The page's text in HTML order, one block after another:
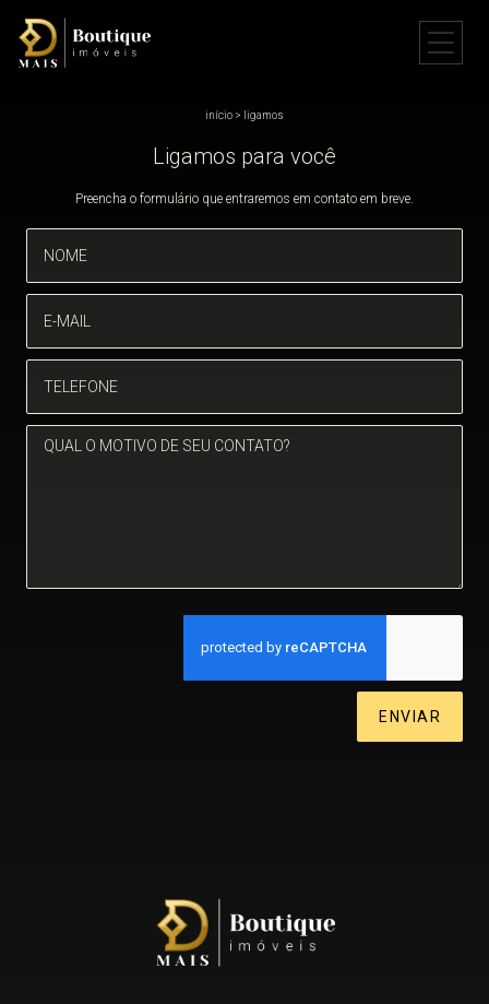
início > ligamos
Ligamos para você
Preencha o formulário que entraremos em contato em breve.
ENVIAR